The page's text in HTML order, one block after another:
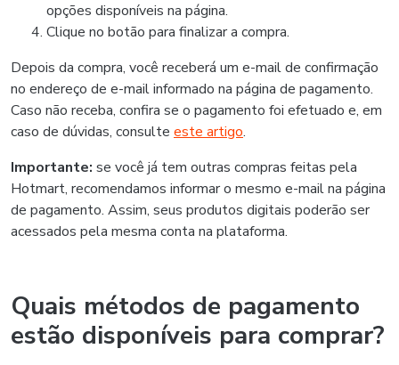
opções disponíveis na página.
Clique no botão para finalizar a compra.
Depois da compra, você receberá um e-mail de confirmação
no endereço de e-mail informado na página de pagamento.
Caso não receba, confira se o pagamento foi efetuado e, em
caso de dúvidas, consulte este artigo.
Importante: se você já tem outras compras feitas pela
Hotmart, recomendamos informar o mesmo e-mail na página
de pagamento. Assim, seus produtos digitais poderão ser
acessados pela mesma conta na plataforma.
Quais métodos de pagamento
estão disponíveis para comprar?